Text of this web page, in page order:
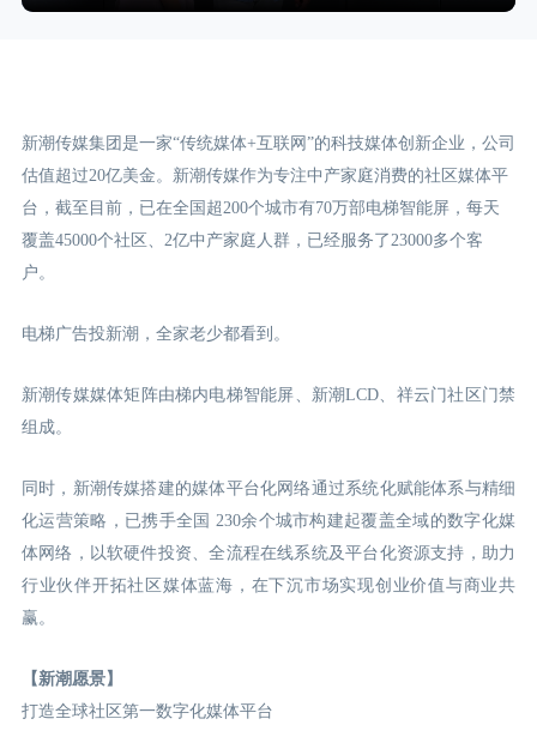
新潮传媒集团是一家“传统媒体+互联网”的科技媒体创新企业，公司
估值超过20亿美金。新潮传媒作为专注中产家庭消费的社区媒体平
台，截至目前，已在全国超200个城市有70万部电梯智能屏，每天
覆盖45000个社区、2亿中产家庭人群，已经服务了23000多个客
户。
电梯广告投新潮，全家老少都看到。
新潮传媒媒体矩阵由梯内电梯智能屏、新潮LCD、祥云门社区门禁
组成。
同时，新潮传媒搭建的媒体平台化网络通过系统化赋能体系与精细
化运营策略，已携手全国 230余个城市构建起覆盖全域的数字化媒
体网络，以软硬件投资、全流程在线系统及平台化资源支持，助力
行业伙伴开拓社区媒体蓝海，在下沉市场实现创业价值与商业共
赢。
【新潮愿景】
打造全球社区第一数字化媒体平台